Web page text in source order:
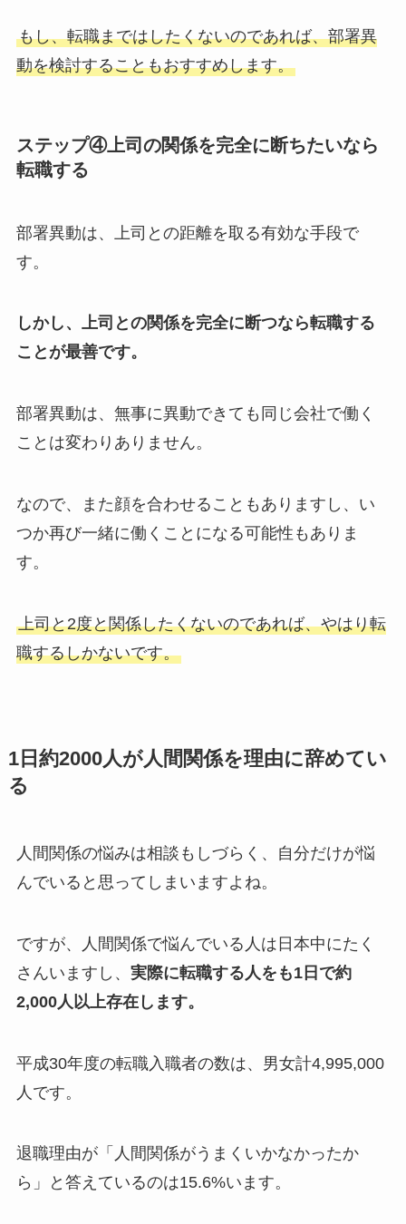
もし、転職まではしたくないのであれば、部署異
動を検討することもおすすめします。
ステップ④上司の関係を完全に断ちたいなら
転職する
部署異動は、上司との距離を取る有効な手段で
す。
しかし、上司との関係を完全に断つなら転職する
ことが最善です。
部署異動は、無事に異動できても同じ会社で働く
ことは変わりありません。
なので、また顔を合わせることもありますし、い
つか再び一緒に働くことになる可能性もありま
す。
上司と2度と関係したくないのであれば、やはり転
職するしかないです。
1日約2000人が人間関係を理由に辞めてい
る
人間関係の悩みは相談もしづらく、自分だけが悩
んでいると思ってしまいますよね。
ですが、人間関係で悩んでいる人は日本中にたく
さんいますし、 実際に転職する人をも1日で約
2,000人以上存在します。
平成30年度の転職入職者の数は、男女計4,995,000
人です。
退職理由が「人間関係がうまくいかなかったか
ら」と答えているのは15.6%います。